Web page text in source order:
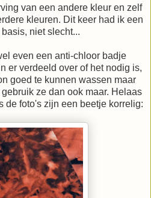
van een andere kleur en zelf
kleuren. Dit keer had ik een
niet slecht...
even een anti-chloor badje
er verdeeld over of het nodig is,
goed te kunnen wassen maar
ze dan ook maar. Helaas
de foto's zijn een beetje korrelig: